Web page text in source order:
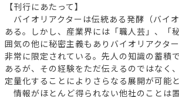
【刊行にあたって】
バイオリアクターは伝統ある発酵（バイ
ある。しかし、産業界には「職人芸」、「
囲気の他に秘密主義もありバイオリアクタ
非常に限定されている。先人の知識の蓄積
あるが、その経験をただ伝えるのではなく
定量化することによりさらなる展開が可能と
情報がほとんど得られない他社のことは